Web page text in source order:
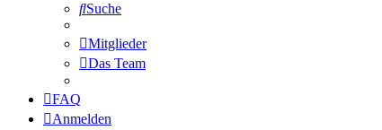
Suche
Mitglieder
Das Team
FAQ
Anmelden